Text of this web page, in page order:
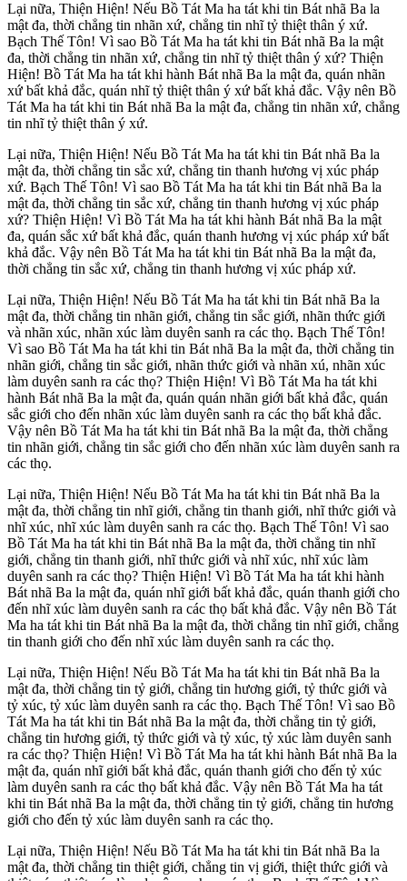
Lại nữa, Thiện Hiện! Nếu Bồ Tát Ma ha tát khi tin Bát nhã Ba la
mật đa, thời chẳng tin nhãn xứ, chẳng tin nhĩ tỷ thiệt thân ý xứ.
Bạch Thế Tôn! Vì sao Bồ Tát Ma ha tát khi tin Bát nhã Ba la mật
đa, thời chẳng tin nhãn xứ, chẳng tin nhĩ tỷ thiệt thân ý xứ? Thiện
Hiện! Bồ Tát Ma ha tát khi hành Bát nhã Ba la mật đa, quán nhãn
xứ bất khả đắc, quán nhĩ tỷ thiệt thân ý xứ bất khả đắc. Vậy nên Bồ
Tát Ma ha tát khi tin Bát nhã Ba la mật đa, chẳng tin nhãn xứ, chẳng
tin nhĩ tỷ thiệt thân ý xứ.
Lại nữa, Thiện Hiện! Nếu Bồ Tát Ma ha tát khi tin Bát nhã Ba la
mật đa, thời chẳng tin sắc xứ, chẳng tin thanh hương vị xúc pháp
xứ. Bạch Thế Tôn! Vì sao Bồ Tát Ma ha tát khi tin Bát nhã Ba la
mật đa, thời chẳng tin sắc xứ, chẳng tin thanh hương vị xúc pháp
xứ? Thiện Hiện! Vì Bồ Tát Ma ha tát khi hành Bát nhã Ba la mật
đa, quán sắc xứ bất khả đắc, quán thanh hương vị xúc pháp xứ bất
khả đắc. Vậy nên Bồ Tát Ma ha tát khi tin Bát nhã Ba la mật đa,
thời chẳng tin sắc xứ, chẳng tin thanh hương vị xúc pháp xứ.
Lại nữa, Thiện Hiện! Nếu Bồ Tát Ma ha tát khi tin Bát nhã Ba la
mật đa, thời chẳng tin nhãn giới, chẳng tin sắc giới, nhãn thức giới
và nhãn xúc, nhãn xúc làm duyên sanh ra các thọ. Bạch Thế Tôn!
Vì sao Bồ Tát Ma ha tát khi tin Bát nhã Ba la mật đa, thời chẳng tin
nhãn giới, chẳng tin sắc giới, nhãn thức giới và nhãn xú, nhãn xúc
làm duyên sanh ra các thọ? Thiện Hiện! Vì Bồ Tát Ma ha tát khi
hành Bát nhã Ba la mật đa, quán quán nhãn giới bất khả đắc, quán
sắc giới cho đến nhãn xúc làm duyên sanh ra các thọ bất khả đắc.
Vậy nên Bồ Tát Ma ha tát khi tin Bát nhã Ba la mật đa, thời chẳng
tin nhãn giới, chẳng tin sắc giới cho đến nhãn xúc làm duyên sanh ra
các thọ.
Lại nữa, Thiện Hiện! Nếu Bồ Tát Ma ha tát khi tin Bát nhã Ba la
mật đa, thời chẳng tin nhĩ giới, chẳng tin thanh giới, nhĩ thức giới và
nhĩ xúc, nhĩ xúc làm duyên sanh ra các thọ. Bạch Thế Tôn! Vì sao
Bồ Tát Ma ha tát khi tin Bát nhã Ba la mật đa, thời chẳng tin nhĩ
giới, chẳng tin thanh giới, nhĩ thức giới và nhĩ xúc, nhĩ xúc làm
duyên sanh ra các thọ? Thiện Hiện! Vì Bồ Tát Ma ha tát khi hành
Bát nhã Ba la mật đa, quán nhĩ giới bất khả đắc, quán thanh giới cho
đến nhĩ xúc làm duyên sanh ra các thọ bất khả đắc. Vậy nên Bồ Tát
Ma ha tát khi tin Bát nhã Ba la mật đa, thời chẳng tin nhĩ giới, chẳng
tin thanh giới cho đến nhĩ xúc làm duyên sanh ra các thọ.
Lại nữa, Thiện Hiện! Nếu Bồ Tát Ma ha tát khi tin Bát nhã Ba la
mật đa, thời chẳng tin tỷ giới, chẳng tin hương giới, tỷ thức giới và
tỷ xúc, tỷ xúc làm duyên sanh ra các thọ. Bạch Thế Tôn! Vì sao Bồ
Tát Ma ha tát khi tin Bát nhã Ba la mật đa, thời chẳng tin tỷ giới,
chẳng tin hương giới, tỷ thức giới và tỷ xúc, tỷ xúc làm duyên sanh
ra các thọ? Thiện Hiện! Vì Bồ Tát Ma ha tát khi hành Bát nhã Ba la
mật đa, quán nhĩ giới bất khả đắc, quán thanh giới cho đến tỷ xúc
làm duyên sanh ra các thọ bất khả đắc. Vậy nên Bồ Tát Ma ha tát
khi tin Bát nhã Ba la mật đa, thời chẳng tin tỷ giới, chẳng tin hương
giới cho đến tỷ xúc làm duyên sanh ra các thọ.
Lại nữa, Thiện Hiện! Nếu Bồ Tát Ma ha tát khi tin Bát nhã Ba la
mật đa, thời chẳng tin thiệt giới, chẳng tin vị giới, thiệt thức giới và